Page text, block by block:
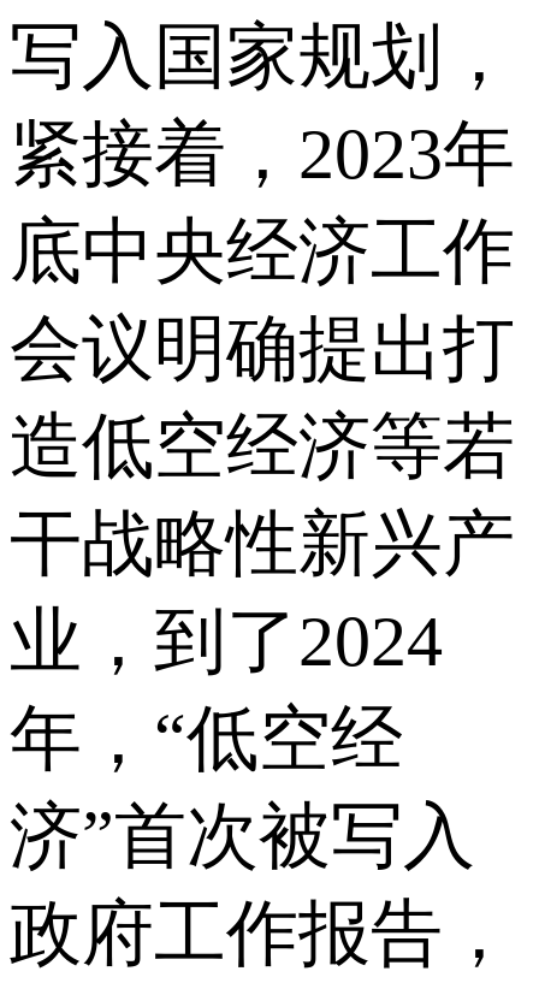
写入国家规划，
紧接着，2023年
底中央经济工作
会议明确提出打
造低空经济等若
干战略性新兴产
业，到了2024
年，“低空经
济”首次被写入
政府工作报告，